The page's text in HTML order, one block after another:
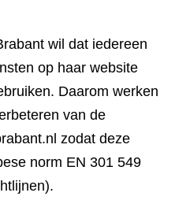
wil dat iedereen
op haar website
Daarom werken
van de
zodat deze
norm EN 301 549